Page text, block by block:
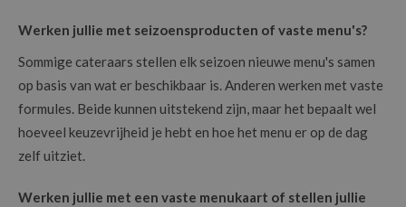
Werken jullie met seizoensproducten of vaste menu's?
Sommige cateraars stellen elk seizoen nieuwe menu's samen
op basis van wat er beschikbaar is. Anderen werken met vaste
formules. Beide kunnen uitstekend zijn, maar het bepaalt wel
hoeveel keuzevrijheid je hebt en hoe het menu er op de dag
zelf uitziet.
Werken jullie met een vaste menukaart of stellen jullie